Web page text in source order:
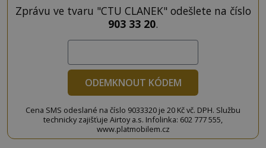
Zprávu ve tvaru "CTU CLANEK" odešlete na číslo
903 33 20.
ODEMKNOUT KÓDEM
Cena SMS odeslané na číslo 9033320 je 20 Kč vč. DPH. Službu
technicky zajišťuje Airtoy a.s. Infolinka: 602 777 555,
www.platmobilem.cz